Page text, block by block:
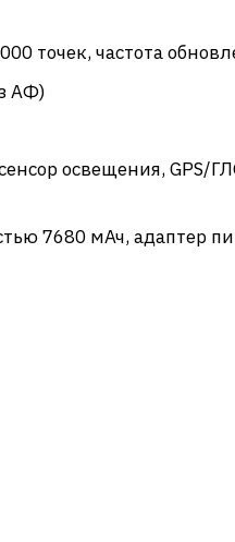
точек, частота
АФ)
освещения, GPS/
7680 мАч, адаптер